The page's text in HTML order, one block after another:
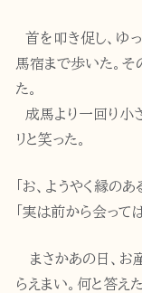
首を叩き促し、ゆ
馬宿まで歩いた。そ
た。
成馬より一回り小
リと笑った。
「お、ようやく縁の
「実は前から会っ
まさかあの日、お
らえまい。何と答え